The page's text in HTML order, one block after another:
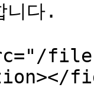
니다.